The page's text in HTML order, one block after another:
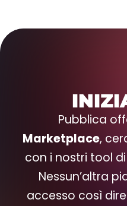
Pubblica
Marketplace,
con i nostri tool di
Nessun’altra
accesso così